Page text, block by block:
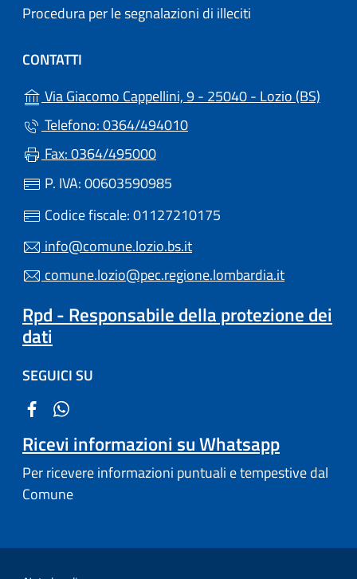
Procedura per le segnalazioni di illeciti
CONTATTI
Via Giacomo Cappellini, 9 - 25040 - Lozio (BS)
Telefono: 0364/494010
Fax: 0364/495000
P. IVA: 00603590985
Codice fiscale: 01127210175
info@comune.lozio.bs.it
comune.lozio@pec.regione.lombardia.it
Rpd - Responsabile della protezione dei
dati
SEGUICI SU
Ricevi informazioni su Whatsapp
Per ricevere informazioni puntuali e tempestive dal
Comune